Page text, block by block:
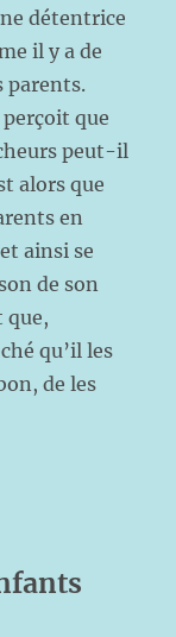
détentrice
il y a de
parents.
que
peut-il
alors que
en
ainsi se
de son
que,
qu’il les
de les